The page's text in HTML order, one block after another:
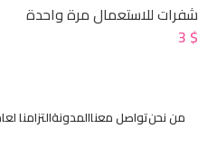
شفرات للاستعمال مرة واحدة
3 $
من نحنتواصل معناالمدونةالتزامنا لعام